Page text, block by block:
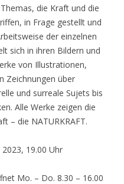
die Kraft und die
in Frage gestellt und
der einzelnen
sich in ihren Bildern und
von Illustrationen,
Zeichnungen über
und surreale Sujets bis
Alle Werke zeigen die
– die NATURKRAFT.
19.00 Uhr
Mo. – Do. 8.30 – 16.00